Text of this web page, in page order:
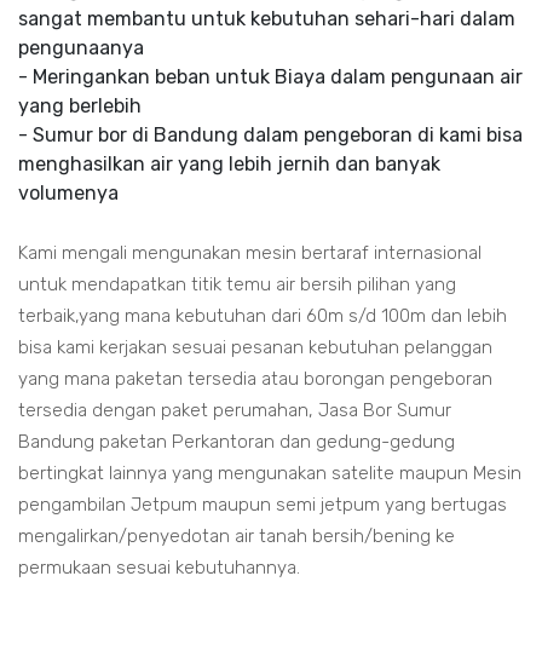
sangat membantu untuk kebutuhan sehari-hari dalam
pengunaanya
- Meringankan beban untuk Biaya dalam pengunaan air
yang berlebih
- Sumur bor di Bandung dalam pengeboran di kami bisa
menghasilkan air yang lebih jernih dan banyak
volumenya
Kami mengali mengunakan mesin bertaraf internasional
untuk mendapatkan titik temu air bersih pilihan yang
terbaik,yang mana kebutuhan dari 60m s/d 100m dan lebih
bisa kami kerjakan sesuai pesanan kebutuhan pelanggan
yang mana paketan tersedia atau borongan pengeboran
tersedia dengan paket perumahan, Jasa Bor Sumur
Bandung paketan Perkantoran dan gedung-gedung
bertingkat lainnya yang mengunakan satelite maupun Mesin
pengambilan Jetpum maupun semi jetpum yang bertugas
mengalirkan/penyedotan air tanah bersih/bening ke
permukaan sesuai kebutuhannya.